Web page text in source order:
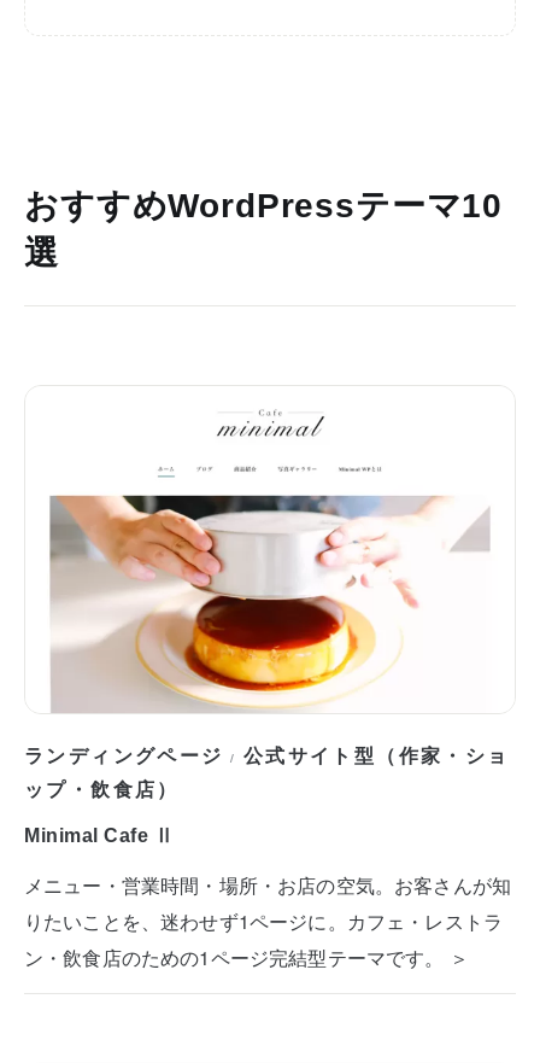
おすすめWordPressテーマ10
選
ランディングページ / 公式サイト型（作家・ショ
ップ・飲食店）
Minimal Cafe Ⅱ
メニュー・営業時間・場所・お店の空気。お客さんが知
りたいことを、迷わせず1ページに。カフェ・レストラ
ン・飲食店のための1ページ完結型テーマです。 ＞